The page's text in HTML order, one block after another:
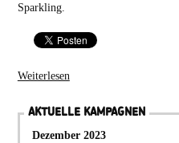
Sparkling.
Weiterlesen
AKTUELLE KAMPAGNEN
Dezember 2023